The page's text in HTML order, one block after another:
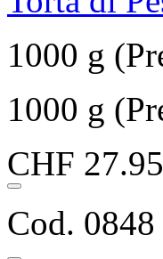
1000 g
1000 g
CHF 27.95
Cod. 0848